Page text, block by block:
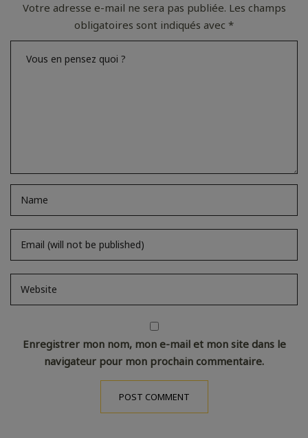
Votre adresse e-mail ne sera pas publiée. Les champs
obligatoires sont indiqués avec *
Enregistrer mon nom, mon e-mail et mon site dans le
navigateur pour mon prochain commentaire.